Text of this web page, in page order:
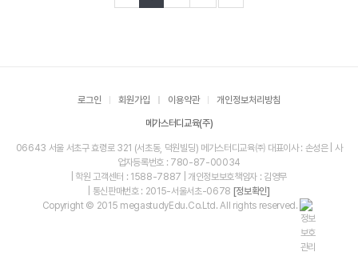
로그인 회원가입 이용약관 개인정보처리방침
메가스터디교육(주)
06643 서울 서초구 효령로 321 (서초동, 덕원빌딩) 메가스터디교육㈜ 대표이사 : 손성은 | 사
업자등록번호 : 780-87-00034
| 학원 고객센터 : 1588-7887 | 개인정보보호책임자 : 김영무
| 통신판매번호 : 2015-서울서초-0678 [정보확인]
Copyright © 2015 megastudyEdu.Co.Ltd. All rights reserved.